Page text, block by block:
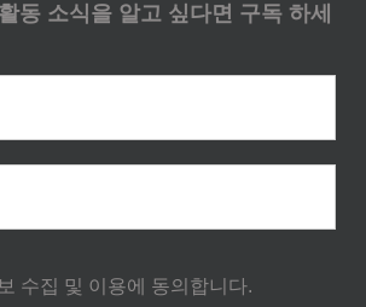
동 소식을 알고 싶다면 구독 하세
수집 및 이용에 동의합니다.